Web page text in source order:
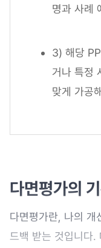
명과 사례
3) 해당
거나 특정
맞게 가공
다면평가의
다면평가란, 나의 개
드백 받는 것입니다